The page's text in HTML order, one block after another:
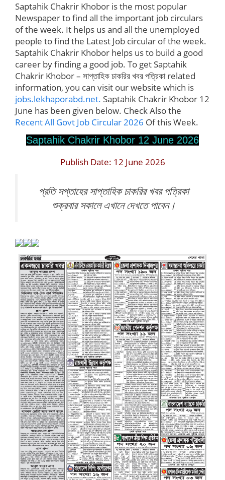
Saptahik Chakrir Khobor is the most popular
Newspaper to find all the important job circulars
of the week. It helps us and all the unemployed
people to find the Latest Job circular of the week.
Saptahik Chakrir Khobor helps us to build a good
career by finding a good job. To get Saptahik
Chakrir Khobor – সাপ্তাহিক চাকরির খবর পত্রিকা related
information, you can visit our website which is
jobs.lekhaporabd.net. Saptahik Chakrir Khobor 12
June has been given below. Check Also the
Recent All Govt Job Circular 2026 Of this Week.
Saptahik Chakrir Khobor 12 June 2026
Publish Date: 12 June 2026
প্রতি সপ্তাহের সাপ্তাহিক চাকরির খবর পত্রিকা
শুক্রবার সকালে এখানে দেখতে পাবেন।